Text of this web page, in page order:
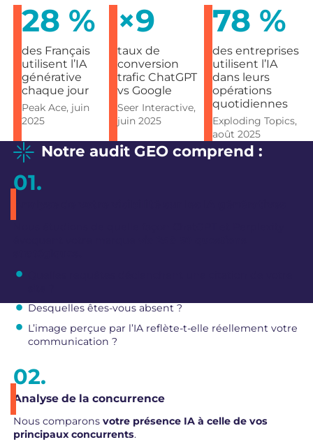
28 %
des Français
utilisent l’IA
générative
chaque jour
Peak Ace, juin
2025
×9
taux de
conversion
trafic ChatGPT
vs Google
Seer Interactive,
juin 2025
78 %
des entreprises
utilisent l’IA
dans leurs
opérations
quotidiennes
Exploding Topics,
août 2025
Notre audit GEO comprend :
Desquelles êtes-vous absent ?
L’image perçue par l’IA reflète-t-elle réellement votre
communication ?
Analyse de la concurrence
Nous comparonsvotre présence IA à celle de vos
principaux concurrents.